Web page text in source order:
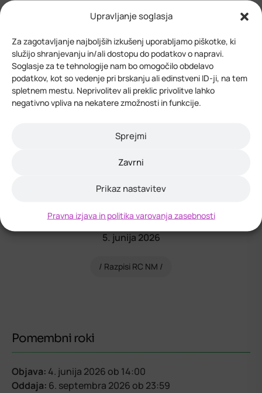
Upravljanje soglasja
Za zagotavljanje najboljših izkušenj uporabljamo piškotke, ki
služijo shranjevanju in/ali dostopu do podatkov o napravi.
Soglasje za te tehnologije nam bo omogočilo obdelavo
podatkov, kot so vedenje pri brskanju ali edinstveni ID-ji, na tem
spletnem mestu. Neprivolitev ali preklic privolitve lahko
negativno vpliva na nekatere zmožnosti in funkcije.
Sprejmi
Zavrni
Prikaz nastavitev
Pravna izjava in politika varovanja zasebnosti
Obrazec 3 – INO 2026
5. junija 2026
Razpisi RC NM
Pomembni roki
Objava: 4. junija 2026 ob 14:00
Oddaja: 6. septembra 2026 ob 23:59